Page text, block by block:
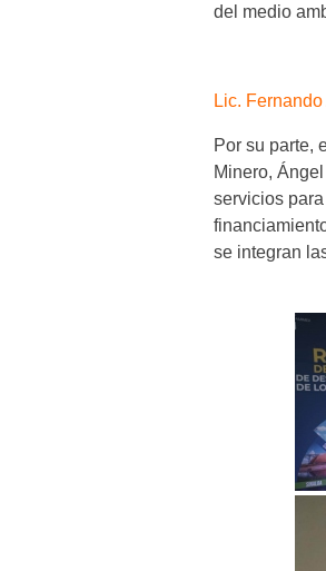
del medio
Lic.
Por su parte,
Minero,
servicios
se integran